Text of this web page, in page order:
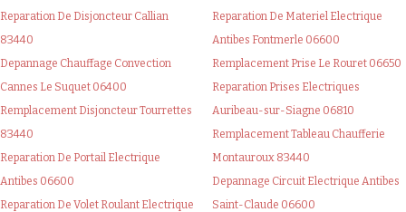
Reparation De Disjoncteur Callian
83440
Depannage Chauffage Convection
Cannes Le Suquet 06400
Remplacement Disjoncteur Tourrettes
83440
Reparation De Portail Electrique
Antibes 06600
Reparation De Volet Roulant Electrique
Reparation De Materiel Electrique
Antibes Fontmerle 06600
Remplacement Prise Le Rouret 06650
Reparation Prises Electriques
Auribeau-sur-Siagne 06810
Remplacement Tableau Chaufferie
Montauroux 83440
Depannage Circuit Electrique Antibes
Saint-Claude 06600